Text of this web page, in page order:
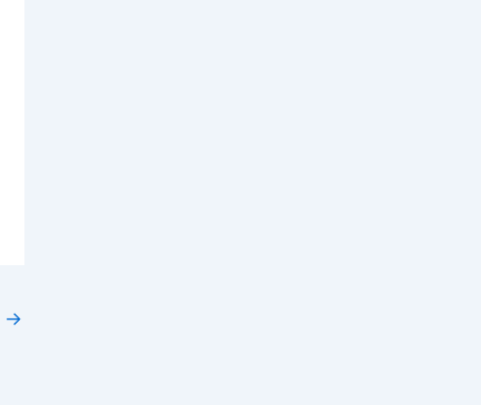
→